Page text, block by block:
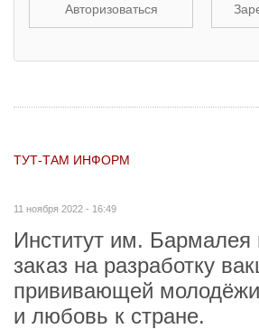
Авторизоваться
ТУТ-ТАМ ИНФОРМ
11 ноября 2022 - 16:49
Институт им. Бармалея
заказ на разработку
прививающей молодёжи
и любовь к стране.